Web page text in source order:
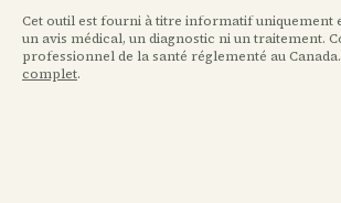
Cet outil est fourni à titre informatif uniquement
un avis médical, un diagnostic ni un traitement.
professionnel de la santé réglementé au
complet.